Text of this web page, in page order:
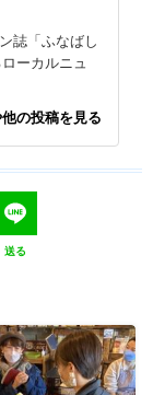
誌「ふなばし
ーカルニュ
の投稿を見る
送る